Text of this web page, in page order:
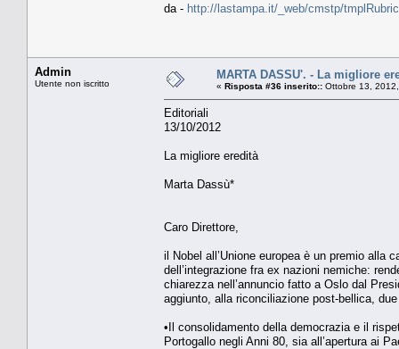
da - http://lastampa.it/_web/cmstp/
Admin
Utente non iscritto
MARTA DASSU'. - La migliore
« Risposta #36 inserito:: Ottobre 13,
Editoriali
13/10/2012
La migliore eredità
Marta Dassù*
Caro Direttore,
il Nobel all’Unione europea è un premio alla
dell’integrazione fra ex nazioni nemiche:
chiarezza nell’annuncio fatto a Oslo dal
aggiunto, alla riconciliazione post-bellica,
•Il consolidamento della democrazia e il
Portogallo negli Anni 80, sia all’apertura ai